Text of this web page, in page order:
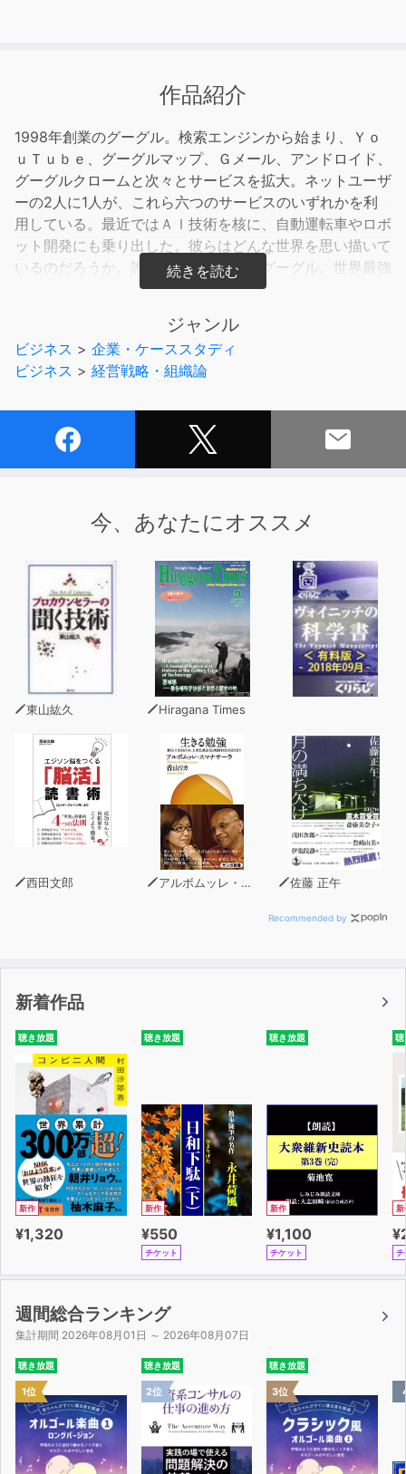
作品紹介
1998年創業のグーグル。検索エンジンから始まり、Ｙｏ
ｕＴｕｂｅ、グーグルマップ、Ｇメール、アンドロイド、
グーグルクロームと次々とサービスを拡大。ネットユーザ
ーの2人に1人が、これら六つのサービスのいずれかを利
用している。最近ではＡＩ技術を核に、自動運転車やロボ
ット開発にも乗り出した。彼らはどんな世界を思い描いて
いるのだろうか。誰もが働いてみたいグーグル。世界最強
組織の全貌に迫った！
本誌は『週刊東洋経済』2015年6月13日号掲載の34ペ
ージ分を電子化したものです。
人事トップが明かす採用、査定の真髄！
【広告】動画などが急成長。モバイルに勝機
自動運転に乗り出す胸の内
ＡＩで全産業を支配
グーグルと国家 収まらない利害対立
渦巻く欧州の不満。強まる巨人包囲網
グーグルを悩ます「忘れられる権利」
ジャンル
ビジネス > 企業・ケーススタディ
ビジネス > 経営戦略・組織論
今、あなたにオススメ
東山紘久 Hiragana Times
西田文郎 アルボムッレ・スマナサーラ 佐藤 正午
Recommended by
新着作品
聴き放題
新作
¥1,320
聴き放題
新作
¥550
チケット
聴き放題
新作
¥1,100
チケット
聴
新
チ
週間総合ランキング
集計期間 2026年08月01日 ～ 2026年08月07日
聴き放題
1位
聴き放題
2位
聴き放題
3位